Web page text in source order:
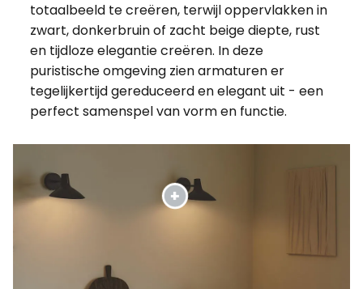
totaalbeeld te creëren, terwijl oppervlakken in
zwart, donkerbruin of zacht beige diepte, rust
en tijdloze elegantie creëren. In deze
puristische omgeving zien armaturen er
tegelijkertijd gereduceerd en elegant uit - een
perfect samenspel van vorm en functie.